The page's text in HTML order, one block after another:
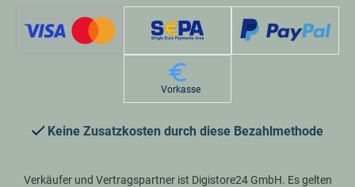
Vorkasse
Keine Zusatzkosten durch diese Bezahlmethode
Verkäufer und Vertragspartner ist Digistore24 GmbH. Es gelten